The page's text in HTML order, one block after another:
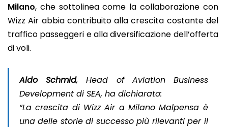
Milano, che sottolinea come la collaborazione con
Wizz Air abbia contribuito alla crescita costante del
traffico passeggeri e alla diversificazione dell’offerta
di voli.
Aldo Schmid,Head of Aviation Business
Development di SEA, ha dichiarato:
“La crescita di Wizz Air a Milano Malpensa è
una delle storie di successo più rilevanti per il